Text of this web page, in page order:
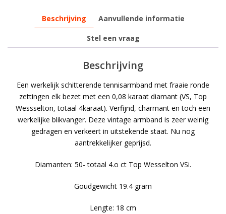
Beschrijving Aanvullende informatie
Stel een vraag
Beschrijving
Een werkelijk schitterende tennisarmband met fraaie ronde
zettingen elk bezet met een 0,08 karaat diamant (VS, Top
Wessselton, totaal 4karaat). Verfijnd, charmant en toch een
werkelijke blikvanger. Deze vintage armband is zeer weinig
gedragen en verkeert in uitstekende staat. Nu nog
aantrekkelijker geprijsd.
Diamanten: 50- totaal 4.o ct Top Wesselton VSi.
Goudgewicht 19.4 gram
Lengte: 18 cm